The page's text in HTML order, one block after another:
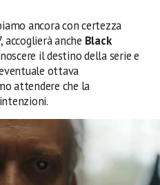
ancora con certezza
accoglierà anche Black
il destino della serie e
ottava
attendere che la